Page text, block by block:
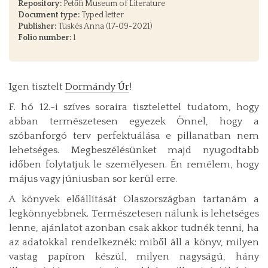
Repository: Petőfi Museum of Literature
Document type: Typed letter
Publisher: Tüskés Anna (17-09-2021)
Folio number:1
Igen tisztelt Dormándy Úr!
F. hó 12.-i szíves soraira tisztelettel tudatom, hogy
abban természetesen egyezek Önnel, hogy a
szóbanforgó terv perfektuálása e pillanatban nem
lehetséges. Megbeszélésünket majd nyugodtabb
időben folytatjuk le személyesen. Én remélem, hogy
május vagy júniusban sor kerül erre.
A könyvek előállítását Olaszországban tartanám a
legkönnyebbnek. Természetesen nálunk is lehetséges
lenne, ajánlatot azonban csak akkor tudnék tenni, ha
az adatokkal rendelkeznék: miből áll a könyv, milyen
vastag papíron készül, milyen nagyságú, hány